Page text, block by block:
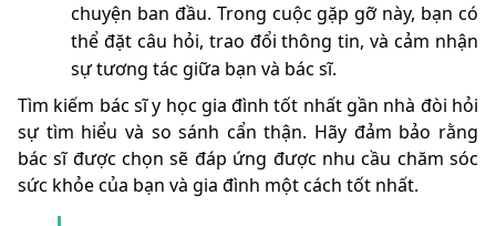
chuyện ban đầu. Trong cuộc gặp gỡ này, bạn có
thể đặt câu hỏi, trao đổi thông tin, và cảm nhận
sự tương tác giữa bạn và bác sĩ.
Tìm kiếm bác sĩ y học gia đình tốt nhất gần nhà đòi hỏi
sự tìm hiểu và so sánh cẩn thận. Hãy đảm bảo rằng
bác sĩ được chọn sẽ đáp ứng được nhu cầu chăm sóc
sức khỏe của bạn và gia đình một cách tốt nhất.